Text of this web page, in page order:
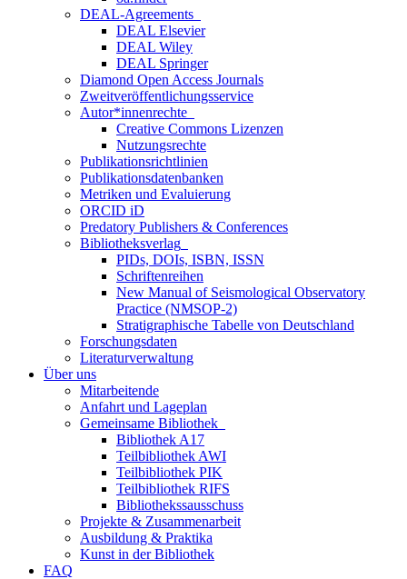
DEAL-Agreements
DEAL Elsevier
DEAL Wiley
DEAL Springer
Diamond Open Access Journals
Zweitveröffentlichungsservice
Autor*innenrechte
Creative Commons Lizenzen
Nutzungsrechte
Publikationsrichtlinien
Publikationsdatenbanken
Metriken und Evaluierung
ORCID iD
Predatory Publishers & Conferences
Bibliotheksverlag
PIDs, DOIs, ISBN, ISSN
Schriftenreihen
New Manual of Seismological Observatory
Practice (NMSOP-2)
Stratigraphische Tabelle von Deutschland
Forschungsdaten
Literaturverwaltung
Über uns
Mitarbeitende
Anfahrt und Lageplan
Gemeinsame Bibliothek
Bibliothek A17
Teilbibliothek AWI
Teilbibliothek PIK
Teilbibliothek RIFS
Bibliothekssausschuss
Projekte & Zusammenarbeit
Ausbildung & Praktika
Kunst in der Bibliothek
FAQ